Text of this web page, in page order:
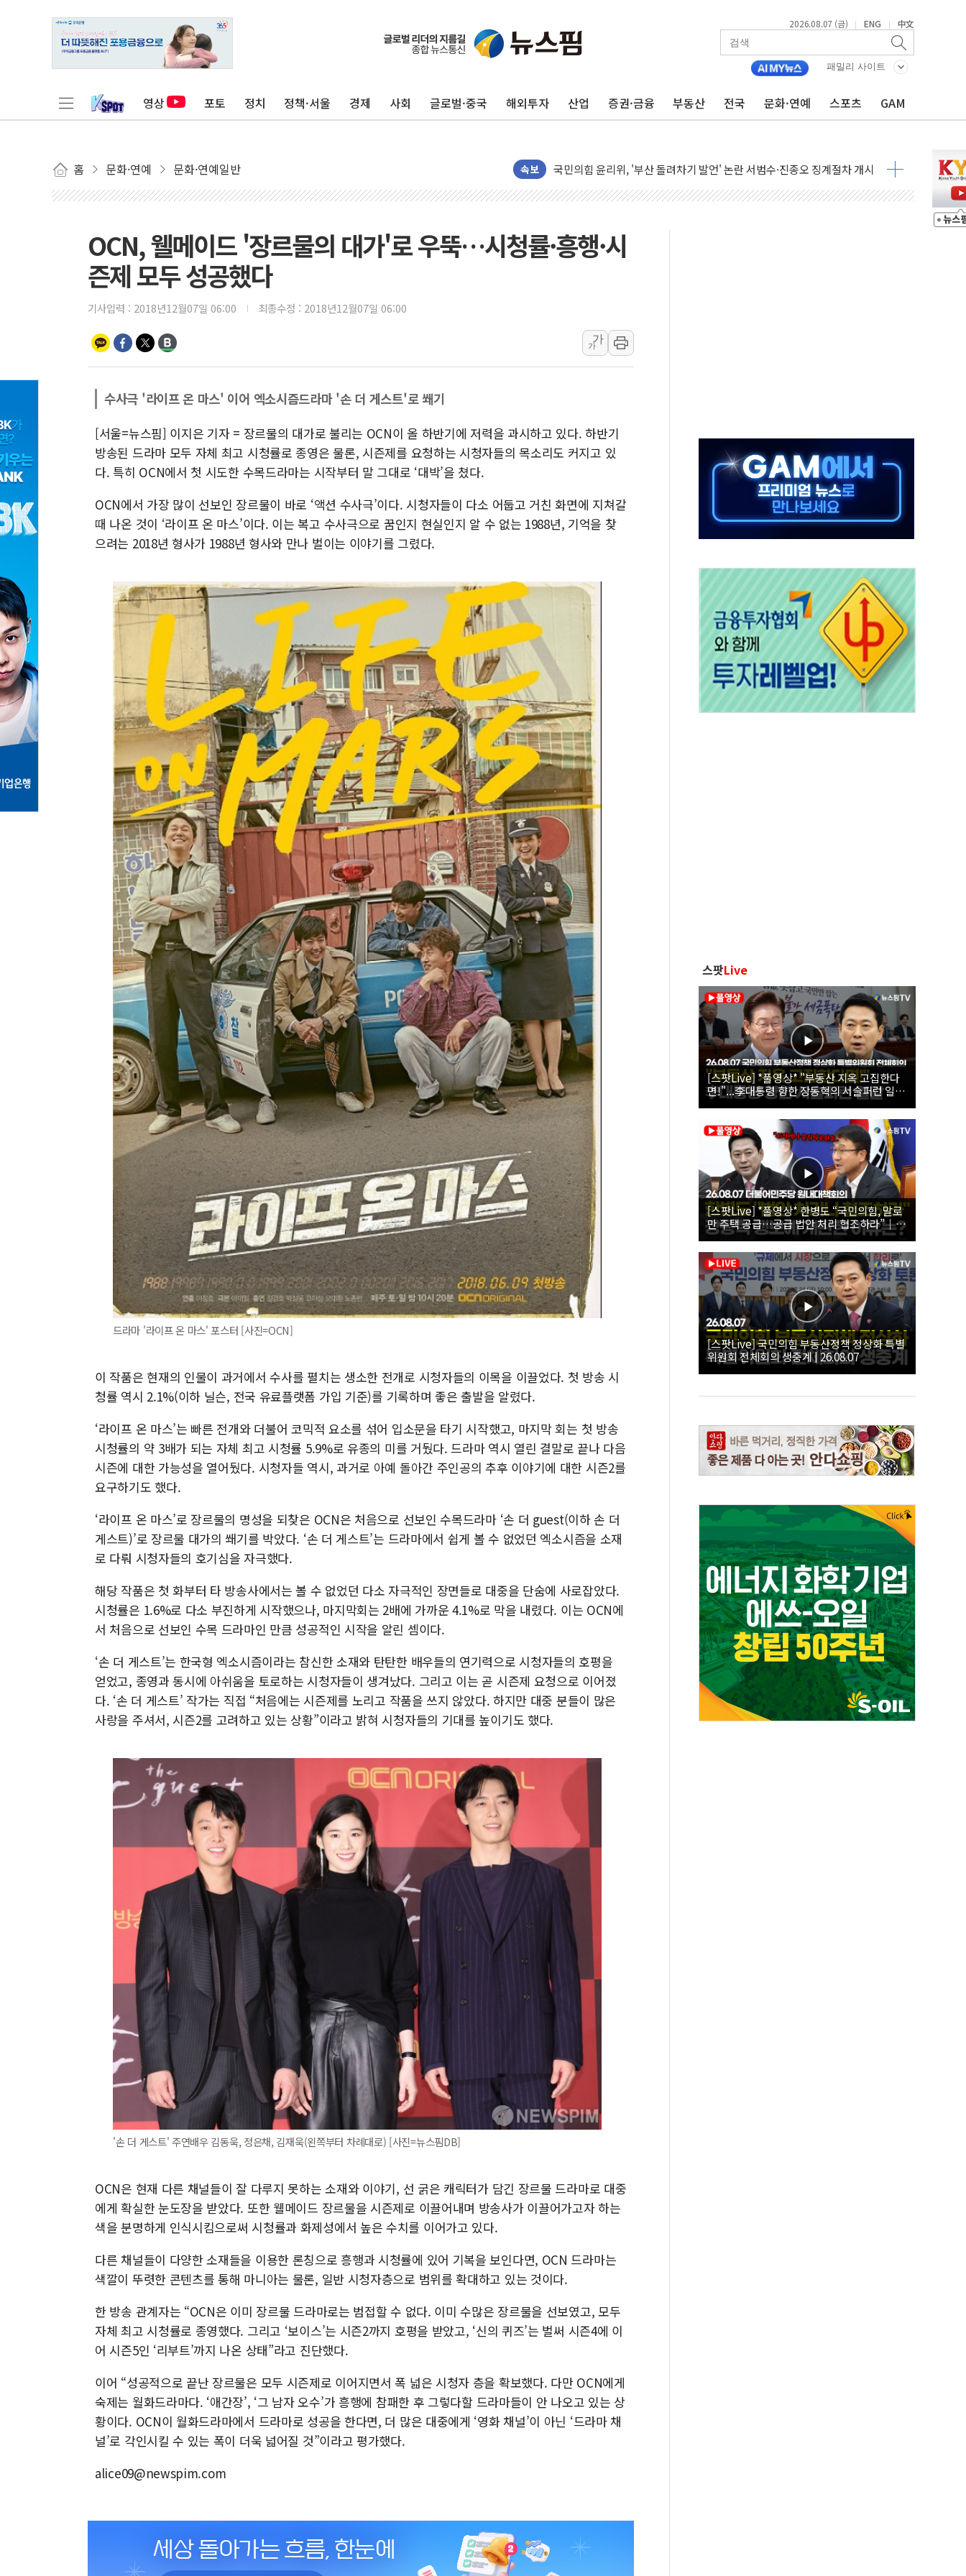
2026.08.07 (금) | ENG | 中文
패밀리 사이트
영상 포토 정치 정책·서울 경제 사회 글로벌·중국 해외투자 산업 증권·금융 부동산 전국 문화·연예 스포츠 GAM
홈 문화·연예 문화·연예일반 속보
인도, 바이오가스 생산에 3.5조원 투입키로...'에너지 자립' 일환
서울시, 정비사업으로 주택 36% 늘었다...공급부족 전 시장 규제 탓 커
"일부 존치" vs "전면 개발"…서리풀2구역 갈등, 협의 테이블에
[AI 카드뉴스] 기후변화가 바꾼 대한민국 여름
수박으로 여름 나는 하마
전남광주 구례 산불 32분 만에 주불 진화...인명피해 없어
[시승기] 공간·승차감 잡은 볼보 EX90…'올 터치'는 호불호
가오픈한 홈플러스
라인게임즈, '콰이어트' 테스트 참가자 3만 명 돌파
에어로케이항공, 청주-중국 청두 노선 운항허가 취득...중국 노선 다변화
LG헬로비전 '헬로모바일', 교보문고 제휴 전자책 요금제 출시
KTis, 02-114로 카카오 T 택시 호출 서비스
OCN, 웰메이드 '장르물의 대가'로 우뚝…시청률·흥행·시
즌제 모두 성공했다
기사입력 : 2018년12월07일 06:00 최종수정 : 2018년12월07일 06:00
가
가
수사극 '라이프 온 마스' 이어 엑소시즘드라마 '손 더 게스트'로 쐐기
[서울=뉴스핌] 이지은 기자 = 장르물의 대가로 불리는 OCN이 올 하반기에 저력을 과시하고 있다. 하반기
방송된 드라마 모두 자체 최고 시청률로 종영은 물론, 시즌제를 요청하는 시청자들의 목소리도 커지고 있
다. 특히 OCN에서 첫 시도한 수목드라마는 시작부터 말 그대로 ‘대박’을 쳤다.
OCN에서 가장 많이 선보인 장르물이 바로 ‘액션 수사극’이다. 시청자들이 다소 어둡고 거친 화면에 지쳐갈
때 나온 것이 ‘라이프 온 마스’이다. 이는 복고 수사극으로 꿈인지 현실인지 알 수 없는 1988년, 기억을 찾
으려는 2018년 형사가 1988년 형사와 만나 벌이는 이야기를 그렸다.
드라마 '라이프 온 마스' 포스터 [사진=OCN]
이 작품은 현재의 인물이 과거에서 수사를 펼치는 생소한 전개로 시청자들의 이목을 이끌었다. 첫 방송 시
청률 역시 2.1%(이하 닐슨, 전국 유료플랫폼 가입 기준)를 기록하며 좋은 출발을 알렸다.
‘라이프 온 마스’는 빠른 전개와 더불어 코믹적 요소를 섞어 입소문을 타기 시작했고, 마지막 회는 첫 방송
시청률의 약 3배가 되는 자체 최고 시청률 5.9%로 유종의 미를 거뒀다. 드라마 역시 열린 결말로 끝나 다음
시즌에 대한 가능성을 열어뒀다. 시청자들 역시, 과거로 아예 돌아간 주인공의 추후 이야기에 대한 시즌2를
요구하기도 했다.
‘라이프 온 마스’로 장르물의 명성을 되찾은 OCN은 처음으로 선보인 수목드라마 ‘손 더 guest(이하 손 더
게스트)’로 장르물 대가의 쐐기를 박았다. ‘손 더 게스트’는 드라마에서 쉽게 볼 수 없었던 엑소시즘을 소재
로 다뤄 시청자들의 호기심을 자극했다.
해당 작품은 첫 화부터 타 방송사에서는 볼 수 없었던 다소 자극적인 장면들로 대중을 단숨에 사로잡았다.
시청률은 1.6%로 다소 부진하게 시작했으나, 마지막회는 2배에 가까운 4.1%로 막을 내렸다. 이는 OCN에
서 처음으로 선보인 수목 드라마인 만큼 성공적인 시작을 알린 셈이다.
‘손 더 게스트’는 한국형 엑소시즘이라는 참신한 소재와 탄탄한 배우들의 연기력으로 시청자들의 호평을
얻었고, 종영과 동시에 아쉬움을 토로하는 시청자들이 생겨났다. 그리고 이는 곧 시즌제 요청으로 이어졌
다. ‘손 더 게스트’ 작가는 직접 “처음에는 시즌제를 노리고 작품을 쓰지 않았다. 하지만 대중 분들이 많은
사랑을 주셔서, 시즌2를 고려하고 있는 상황”이라고 밝혀 시청자들의 기대를 높이기도 했다.
'손 더 게스트' 주연배우 김동욱, 정은채, 김재욱(왼쪽부터 차례대로) [사진=뉴스핌DB]
OCN은 현재 다른 채널들이 잘 다루지 못하는 소재와 이야기, 선 굵은 캐릭터가 담긴 장르물 드라마로 대중
에게 확실한 눈도장을 받았다. 또한 웰메이드 장르물을 시즌제로 이끌어내며 방송사가 이끌어가고자 하는
색을 분명하게 인식시킴으로써 시청률과 화제성에서 높은 수치를 이어가고 있다.
다른 채널들이 다양한 소재들을 이용한 론칭으로 흥행과 시청률에 있어 기복을 보인다면, OCN 드라마는
색깔이 뚜렷한 콘텐츠를 통해 마니아는 물론, 일반 시청자층으로 범위를 확대하고 있는 것이다.
한 방송 관계자는 “OCN은 이미 장르물 드라마로는 범접할 수 없다. 이미 수많은 장르물을 선보였고, 모두
자체 최고 시청률로 종영했다. 그리고 ‘보이스’는 시즌2까지 호평을 받았고, ‘신의 퀴즈’는 벌써 시즌4에 이
어 시즌5인 ‘리부트’까지 나온 상태”라고 진단했다.
이어 “성공적으로 끝난 장르물은 모두 시즌제로 이어지면서 폭 넓은 시청자 층을 확보했다. 다만 OCN에게
숙제는 월화드라마다. ‘애간장’, ‘그 남자 오수’가 흥행에 참패한 후 그렇다할 드라마들이 안 나오고 있는 상
황이다. OCN이 월화드라마에서 드라마로 성공을 한다면, 더 많은 대중에게 ‘영화 채널’이 아닌 ‘드라마 채
널’로 각인시킬 수 있는 폭이 더욱 넓어질 것”이라고 평가했다.
alice09@newspim.com
스팟Live
[스팟Live] *풀영상* "부동산 지옥 고집한다
면!"...李대통령 향한 장동혁의 서슬퍼런 일갈
| 26.08.07 국민의힘 부동산정책 정상화 특별
위원회 전체회의
[스팟Live] *풀영상* 한병도 “국민의힘, 말로
만 주택 공급…공급 법안 처리 협조하라”｜
26.08.07 더불어민주당 원내대책회의
[스팟Live] 국민의힘 부동산정책 정상화 특별
위원회 전체회의 생중계 | 26.08.07